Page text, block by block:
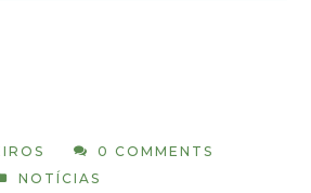
0 COMMENTS
NOTÍCIAS